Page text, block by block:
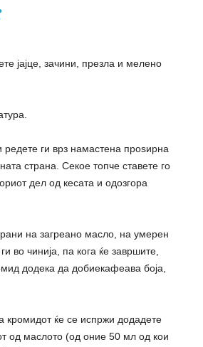
јајце, зачини, презла и мелено
редете ги врз намастена проѕирна
страна. Секое топче ставете го
дел од кесата и одозгора
на загреано масло, на умерен
во чинија, па кога ќе завршите,
додека да добиекафеава боја,
кромидот ќе се испржи додадете
од маслото (од оние 50 мл од кои